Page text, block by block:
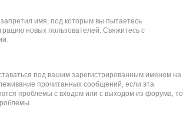
имя, под которым вы пытаетесь
новых пользователей. Свяжитесь с
под вашим зарегистрированным именем на
прочитанных сообщений, если эта
проблемы с входом или с выходом из форума, то